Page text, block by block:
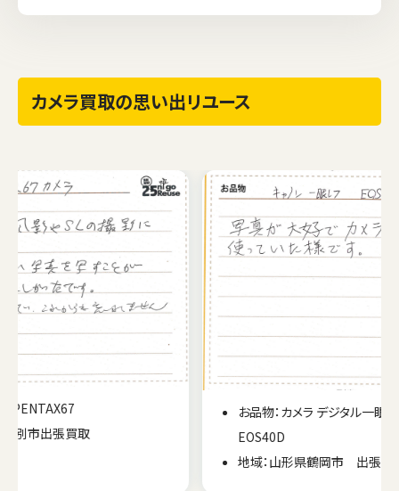
カメラ買取の思い出リユース
お品物：カメラ デジタル一眼レフ Canon
EOS40D
地域：山形県鶴岡市 出張買取